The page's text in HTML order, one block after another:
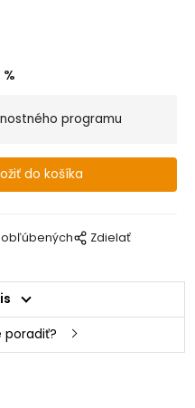
%
programu
Zdielať
poradiť?